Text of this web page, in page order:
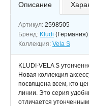
Описание
Артикул: 2598505
Бренд: Kludi (Германия)
Коллекция: Vela S
KLUDI-VELA S
Новая коллекция
посвящена всем, кто
линии. Это серия
отличается